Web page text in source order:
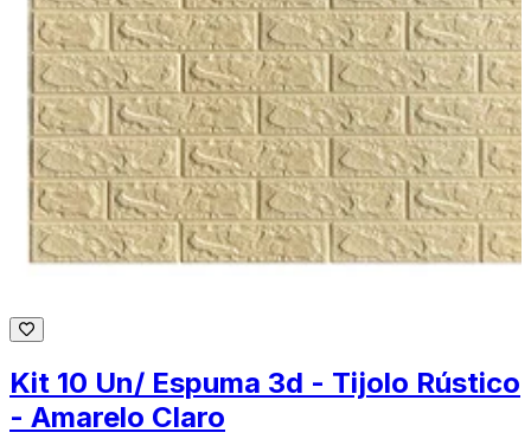
Kit 10 Un/ Espuma 3d - Tijolo Rústico
- Amarelo Claro